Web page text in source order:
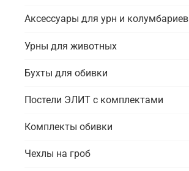
Аксессуары для урн и колумбариев
Урны для животных
Бухты для обивки
Постели ЭЛИТ с комплектами
Комплекты обивки
Чехлы на гроб